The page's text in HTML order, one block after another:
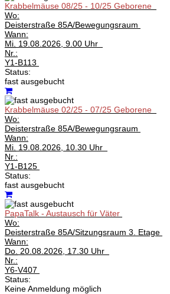
Krabbelmäuse 08/25 - 10/25 Geborene
Wo:
Deisterstraße 85A/Bewegungsraum
Wann:
Mi. 19.08.2026, 9.00 Uhr
Nr.:
Y1-B113
Status:
fast ausgebucht
Krabbelmäuse 02/25 - 07/25 Geborene
Wo:
Deisterstraße 85A/Bewegungsraum
Wann:
Mi. 19.08.2026, 10.30 Uhr
Nr.:
Y1-B125
Status:
fast ausgebucht
PapaTalk - Austausch für Väter
Wo:
Deisterstraße 85A/Sitzungsraum 3. Etage
Wann:
Do. 20.08.2026, 17.30 Uhr
Nr.:
Y6-V407
Status:
Keine Anmeldung möglich